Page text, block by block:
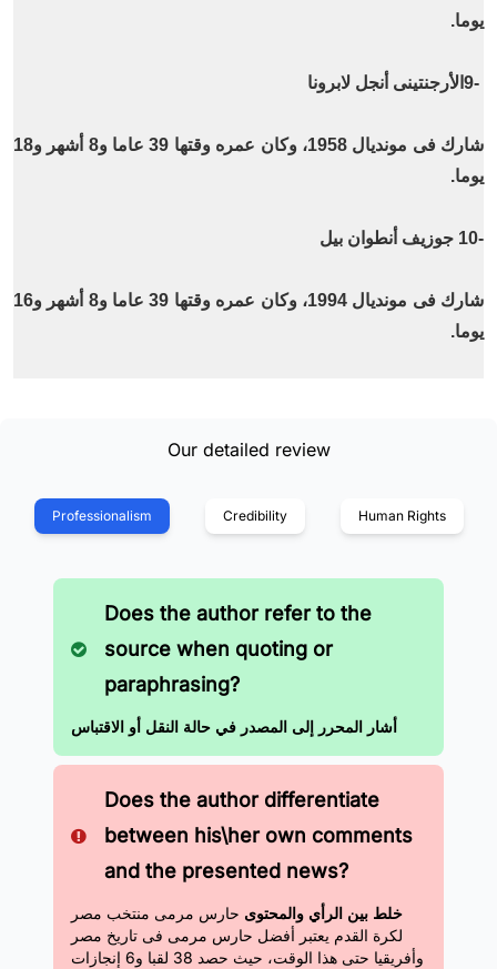
يوما.
9- الأرجنتينى أنجل لابرونا
شارك فى مونديال 1958، وكان عمره وقتها 39 عاما و8 أشهر و18
يوما.
10- جوزيف أنطوان بيل
شارك فى مونديال 1994، وكان عمره وقتها 39 عاما و8 أشهر و16
يوما.
Our detailed review
Professionalism Credibility Human Rights
Does the author refer to the
source when quoting or
paraphrasing?
أشار المحرر إلى المصدر في حالة النقل أو الاقتباس
Does the author differentiate
between his\her own comments
and the presented news?
خلط بين الرأي والمحتوى حارس مرمى منتخب مصر
لكرة القدم يعتبر أفضل حارس مرمى فى تاريخ مصر
وأفريقيا حتى هذا الوقت، حيث حصد 38 لقبا و6 إنجازات